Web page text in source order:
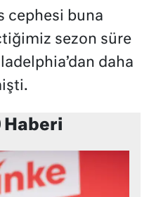
cephesi buna
sezon süre
daha
Haberi